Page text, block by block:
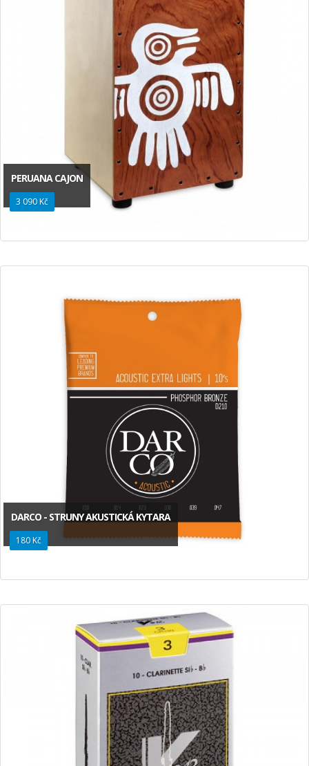
PERUANA CAJON
3 090 Kč
DARCO - STRUNY AKUSTICKÁ KYTARA
180 Kč